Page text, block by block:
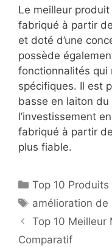
Le meilleur
fabriqué à partir
et doté d’une
possède
fonctionnalités qui
spécifiques. Il est
basse en laiton du
l’investissement
fabriqué à partir
plus fiable.
Top 10 Produits
amélioration de
Top 10 Meilleur
Comparatif